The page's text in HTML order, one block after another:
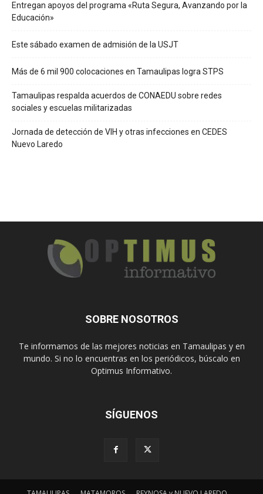
Entregan apoyos del programa «Ruta Segura, Avanzando por la
Educación»
Este sábado examen de admisión de la USJT
Más de 6 mil 900 colocaciones en Tamaulipas logra STPS
Tamaulipas respalda acuerdos de CONAEDU sobre redes
sociales y escuelas militarizadas
Jornada de detección de VIH y otras infecciones en CEDES
Nuevo Laredo
SOBRE NOSOTROS
Te informamos de las mejores noticias en Tamaulipas y en
mundo. Si no lo encuentras en los periódicos, búscalo en
Optimus Informativo.
SÍGUENOS